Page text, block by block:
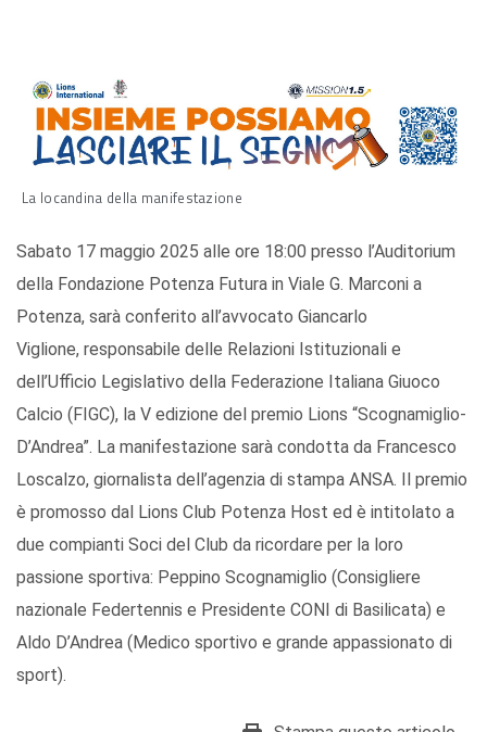
La locandina della manifestazione
Sabato 17 maggio 2025 alle ore 18:00 presso l’Auditorium
della Fondazione Potenza Futura in Viale G. Marconi a
Potenza, sarà conferito all’avvocato Giancarlo
Viglione, responsabile delle Relazioni Istituzionali e
dell’Ufficio Legislativo della Federazione Italiana Giuoco
Calcio (FIGC), la V edizione del premio Lions “Scognamiglio-
D’Andrea”. La manifestazione sarà condotta da Francesco
Loscalzo, giornalista dell’agenzia di stampa ANSA. Il premio
è promosso dal Lions Club Potenza Host ed è intitolato a
due compianti Soci del Club da ricordare per la loro
passione sportiva: Peppino Scognamiglio (Consigliere
nazionale Federtennis e Presidente CONI di Basilicata) e
Aldo D’Andrea (Medico sportivo e grande appassionato di
sport).